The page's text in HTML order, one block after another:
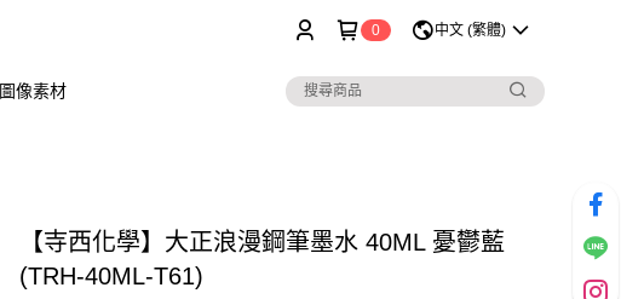
0 中文 (繁體)
圖像素材
【寺西化學】大正浪漫鋼筆墨水 40ML 憂鬱藍
(TRH-40ML-T61)